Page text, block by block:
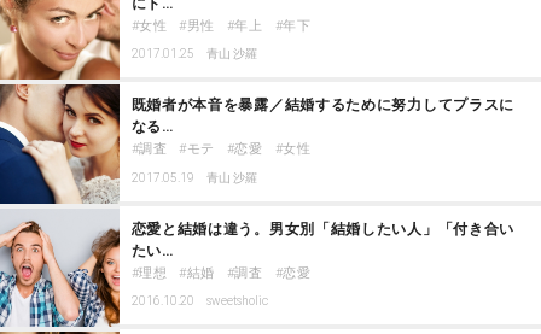
女性 男性 年上 年下
2017.01.25 青山 沙羅
既婚者が本音を暴露／結婚するために努力してプラスに
なる…
調査 モテ 恋愛 女性
2017.05.19 青山 沙羅
恋愛と結婚は違う。男女別「結婚したい人」「付き合い
たい…
理想 結婚 調査 恋愛
2016.10.20 sweetsholic